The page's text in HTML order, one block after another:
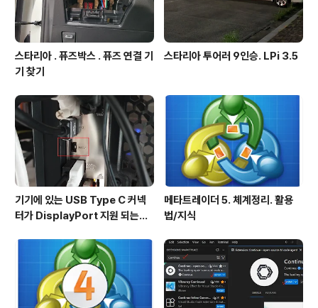
스타리아 . 퓨즈박스 . 퓨즈 연결 기
기 찾기
스타리아 투어러 9인승. LPi 3.5
기기에 있는 USB Type C 커넥
터가 DisplayPort 지원 되는지
메타트레이더 5. 체계정리. 활용
법/지식